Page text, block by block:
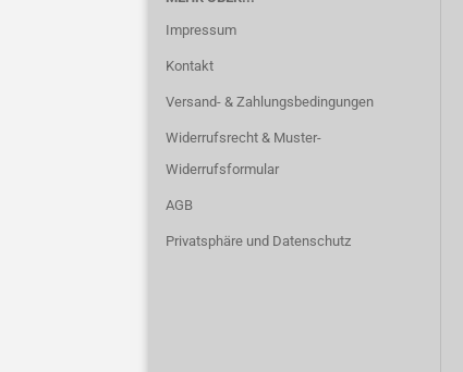
Impressum
Kontakt
Versand- & Zahlungsbedingungen
Widerrufsrecht & Muster-
Widerrufsformular
AGB
Privatsphäre und Datenschutz